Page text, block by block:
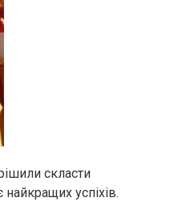
скласти
успіхів.